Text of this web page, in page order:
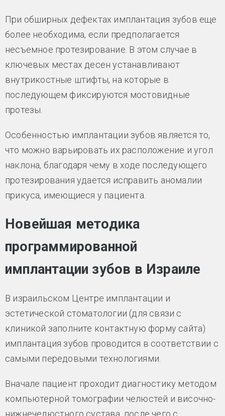
При обширных дефектах имплантация зубов еще
более необходима, если предполагается
несъемное протезирование. В этом случае в
ключевых местах десен устанавливают
внутрикостные штифты, на которые в
последующем фиксируются мостовидные
протезы.
Особенностью имплантации зубов является то,
что можно варьировать их расположение и угол
наклона, благодаря чему в ходе последующего
протезирования удается исправить аномалии
прикуса, имеющиеся у пациента.
Новейшая методика
программированной
имплантации зубов в Израиле
В израильском Центре имплантации и
эстетической стоматологии (для связи с
клиникой заполните контактную форму сайта)
имплантация зубов проводится в соответствии с
самыми передовыми технологиями.
Вначале пациент проходит диагностику методом
компьютерной томографии челюстей и височно-
нижнечелюстного сустава, после чего с